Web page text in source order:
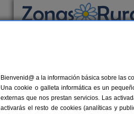
Casas Rurales
Bienvenid@ a la información básica sobre las
Una cookie o galleta informática es un
externas que nos prestan servicios. Las
activarás el resto de cookies (analíticas y